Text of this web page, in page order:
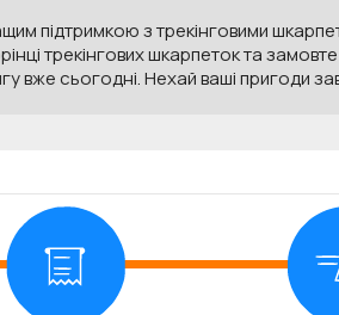
підтримкою з трекінговими
трекінгових шкарпеток та замовте
вже сьогодні. Нехай ваші пригоди